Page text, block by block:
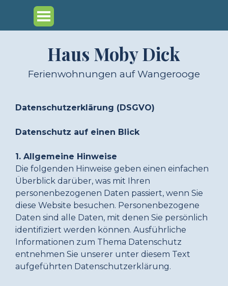
Menü überspringen
Haus Moby Dick
Ferienwohnungen auf Wangerooge
Datenschutzerklärung (DSGVO)
Datenschutz auf einen Blick
1. Allgemeine Hinweise
Die folgenden Hinweise geben einen einfachen
Überblick darüber, was mit Ihren
personenbezogenen Daten passiert, wenn Sie
diese Website besuchen. Personenbezogene
Daten sind alle Daten, mit denen Sie persönlich
identifiziert werden können. Ausführliche
Informationen zum Thema Datenschutz
entnehmen Sie unserer unter diesem Text
aufgeführten Datenschutzerklärung.